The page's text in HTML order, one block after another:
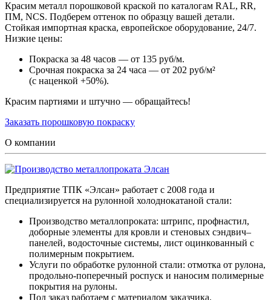
Красим металл порошковой краской по каталогам RAL, RR,
ПМ, NCS. Подберем оттенок по образцу вашей детали.
Стойкая импортная краска, европейское оборудование, 24/7.
Низкие цены:
Покраска за 48 часов — от 135 руб/м.
Срочная покраска за 24 часа — от 202 руб/м²
(с наценкой +50%).
Красим партиями и штучно — обращайтесь!
Заказать порошковую покраску
О компании
Предприятие ТПК «Элсан» работает с 2008 года и
специализируется на рулонной холоднокатаной стали:
Производство металлопроката: штрипс, профнастил,
доборные элементы для кровли и стеновых сэндвич–
панелей, водосточные системы, лист оцинкованный с
полимерным покрытием.
Услуги по обработке рулонной стали: отмотка от рулона,
продольно-поперечный роспуск и наносим полимерные
покрытия на рулоны.
Под заказ работаем с материалом заказчика.